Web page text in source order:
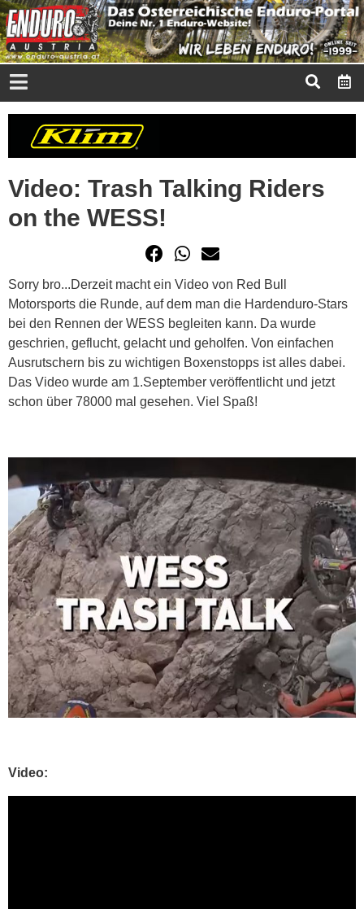
Video: Trash Talking Riders
on the WESS!
Sorry bro...Derzeit macht ein Video von Red Bull
Motorsports die Runde, auf dem man die Hardenduro-Stars
bei den Rennen der WESS begleiten kann. Da wurde
geschrien, geflucht, gelacht und geholfen. Von einfachen
Ausrutschern bis zu wichtigen Boxenstopps ist alles dabei.
Das Video wurde am 1.September veröffentlicht und jetzt
schon über 78000 mal gesehen. Viel Spaß!
Video: